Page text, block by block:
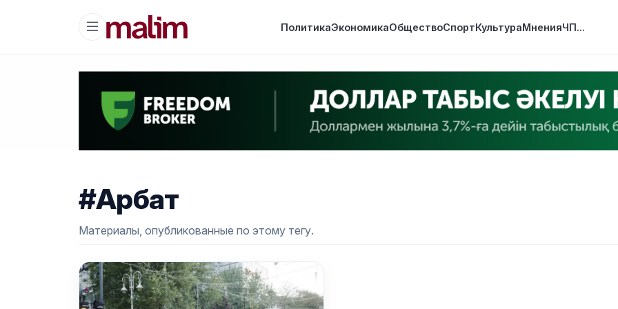
ПолитикаЭкономикаОбществоСпортКультураМненияЧП...
#Арбат
Материалы, опубликованные по этому тегу.